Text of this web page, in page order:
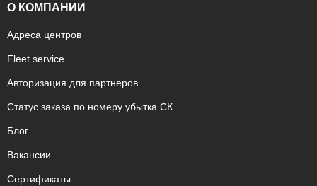
О КОМПАНИИ
Адреса центров
Fleet service
Авторизация для партнеров
Статус заказа по номеру убытка СК
Блог
Вакансии
Сертификаты